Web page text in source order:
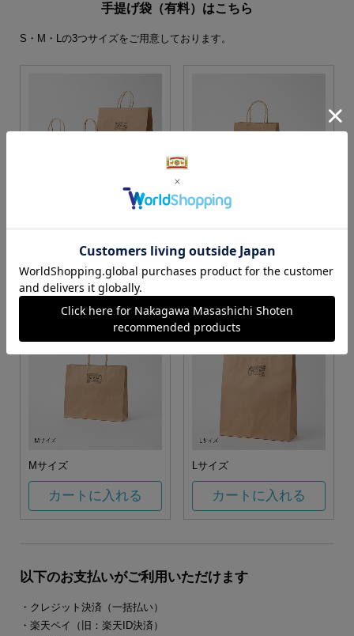
手提げ袋（有料）はこちら
S・M・Lの3つサイズをご用意しております。
カートに入れる カートに入れる
Mサイズ
カートに入れる
Lサイズ
カートに入れる
以下のお支払いがご利用いただけます
・クレジット決済（一括払い）
・楽天ペイ（旧：楽天ID決済）